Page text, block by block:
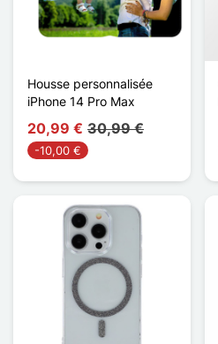
Housse personnalisée
iPhone 14 Pro Max
20,99 € 30,99 €
-10,00 €